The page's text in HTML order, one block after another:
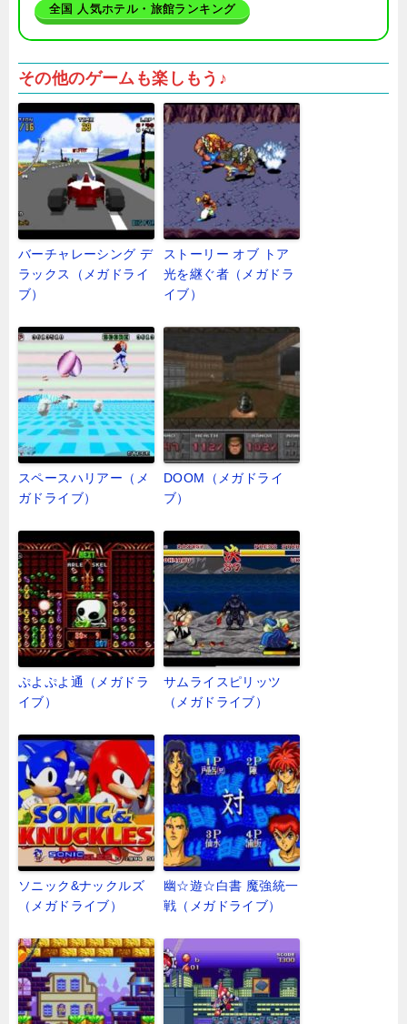
全国 人気ホテル・旅館ランキング
その他のゲームも楽しもう♪
バーチャレーシング デ
ラックス（メガドライ
ブ）
ストーリー オブ トア
光を継ぐ者（メガドラ
イブ）
スペースハリアー（メ
ガドライブ）
DOOM（メガドライ
ブ）
ぷよぷよ通（メガドラ
イブ）
サムライスピリッツ
（メガドライブ）
ソニック&ナックルズ
（メガドライブ）
幽☆遊☆白書 魔強統一
戦（メガドライブ）